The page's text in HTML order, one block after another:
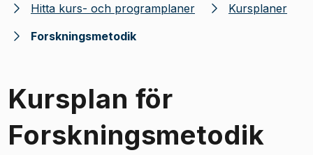
Hitta kurs- och programplaner
Kursplaner
Forskningsmetodik
Kursplan för
Forskningsmetodik